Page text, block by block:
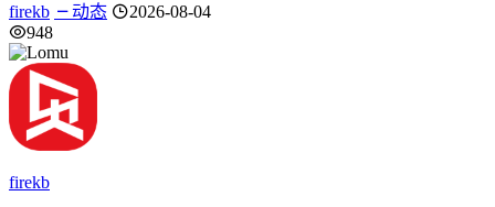
firekb 动态
2026-08-04
948
firekb